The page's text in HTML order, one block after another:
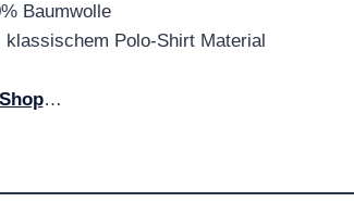
Baumwolle
klassischem Polo-Shirt Material
…